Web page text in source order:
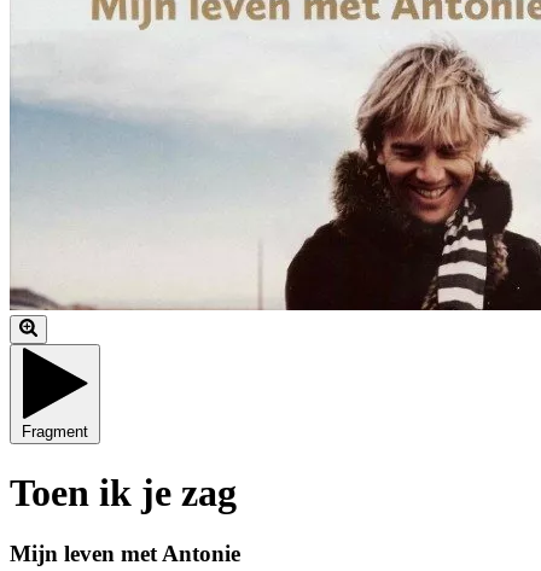
Fragment
Toen ik je zag
Mijn leven met Antonie